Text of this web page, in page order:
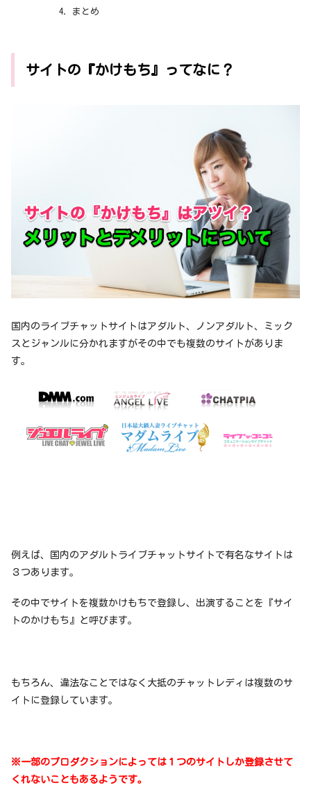
まとめ
サイトの『かけもち』ってなに？
国内のライブチャットサイトはアダルト、ノンアダルト、ミック
スとジャンルに分かれますがその中でも複数のサイトがありま
す。
例えば、国内のアダルトライブチャットサイトで有名なサイトは
３つあります。
その中でサイトを複数かけもちで登録し、出演することを『サイ
トのかけもち』と呼びます。
もちろん、違法なことではなく大抵のチャットレディは複数のサ
イトに登録しています。
※一部のプロダクションによっては１つのサイトしか登録させて
くれないこともあるようです。